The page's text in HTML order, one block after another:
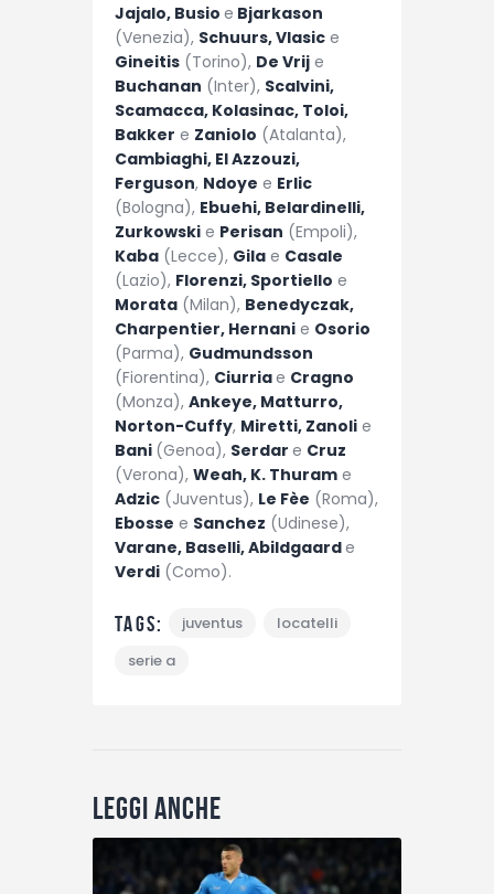
Jajalo, Busio e Bjarkason
(Venezia), Schuurs, Vlasic e
Gineitis (Torino), De Vrij e
Buchanan (Inter), Scalvini,
Scamacca, Kolasinac, Toloi,
Bakker e Zaniolo (Atalanta),
Cambiaghi, El Azzouzi,
Ferguson, Ndoye e Erlic
(Bologna), Ebuehi, Belardinelli,
Zurkowski e Perisan (Empoli),
Kaba (Lecce), Gila e Casale
(Lazio), Florenzi, Sportiello e
Morata (Milan), Benedyczak,
Charpentier, Hernani e Osorio
(Parma), Gudmundsson
(Fiorentina), Ciurriae Cragno
(Monza), Ankeye, Matturro,
Norton-Cuffy, Miretti, Zanoli e
Bani (Genoa), Serdar e Cruz
(Verona), Weah, K. Thuram e
Adzic (Juventus), Le Fèe (Roma),
Ebosse e Sanchez (Udinese),
Varane, Baselli, Abildgaarde
Verdi (Como).
Tags: juventus
locatelli
serie a
Leggi anche